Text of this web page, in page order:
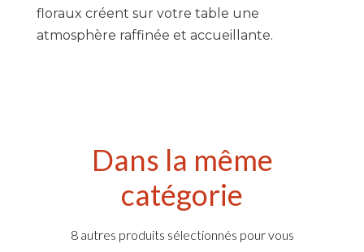
floraux créent sur votre table une
atmosphère raffinée et accueillante.
Dans la même
catégorie
8 autres produits sélectionnés pour vous